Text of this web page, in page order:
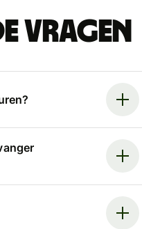
vragen